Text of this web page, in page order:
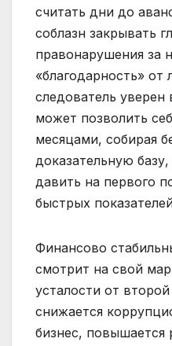
считать дни до
соблазн закрывать
правонарушения за
«благодарность» от
следователь
может позволить
месяцами, собирая
доказательную
давить на первого
быстрых
Финансово
смотрит на свой
усталости от
снижается
бизнес, повышается